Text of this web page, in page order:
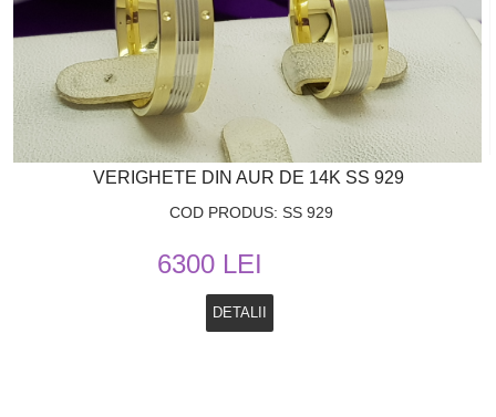
VERIGHETE DIN AUR DE 14K SS 929
COD PRODUS: SS 929
6300 LEI
DETALII